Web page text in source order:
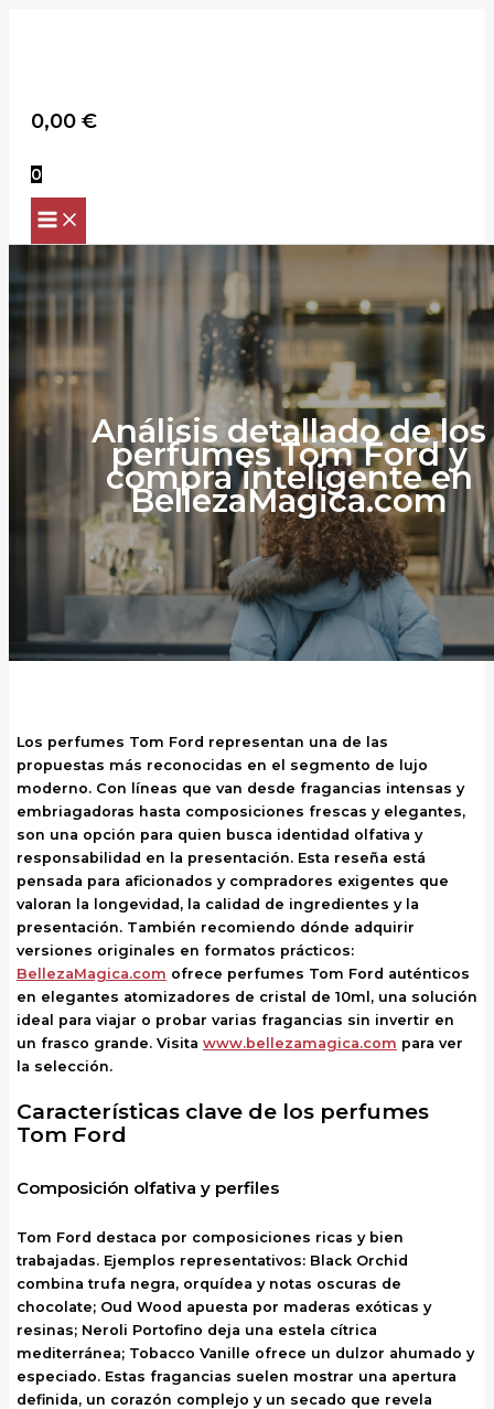
0,00 €
0
Análisis detallado de los
perfumes Tom Ford y
compra inteligente en
BellezaMagica.com
Los perfumes Tom Ford representan una de las
propuestas más reconocidas en el segmento de lujo
moderno. Con líneas que van desde fragancias intensas y
embriagadoras hasta composiciones frescas y elegantes,
son una opción para quien busca identidad olfativa y
responsabilidad en la presentación. Esta reseña está
pensada para aficionados y compradores exigentes que
valoran la longevidad, la calidad de ingredientes y la
presentación. También recomiendo dónde adquirir
versiones originales en formatos prácticos:
BellezaMagica.com ofrece perfumes Tom Ford auténticos
en elegantes atomizadores de cristal de 10ml, una solución
ideal para viajar o probar varias fragancias sin invertir en
un frasco grande. Visita www.bellezamagica.com para ver
la selección.
Características clave de los perfumes
Tom Ford
Composición olfativa y perfiles
Tom Ford destaca por composiciones ricas y bien
trabajadas. Ejemplos representativos: Black Orchid
combina trufa negra, orquídea y notas oscuras de
chocolate; Oud Wood apuesta por maderas exóticas y
resinas; Neroli Portofino deja una estela cítrica
mediterránea; Tobacco Vanille ofrece un dulzor ahumado y
especiado. Estas fragancias suelen mostrar una apertura
definida, un corazón complejo y un secado que revela